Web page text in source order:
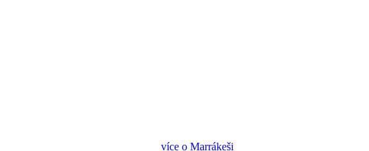
více o Marrákeši